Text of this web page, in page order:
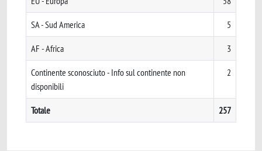
SA - Sud America 5
AF - Africa 3
Continente sconosciuto - Info sul continente non
disponibili
2
Totale 257